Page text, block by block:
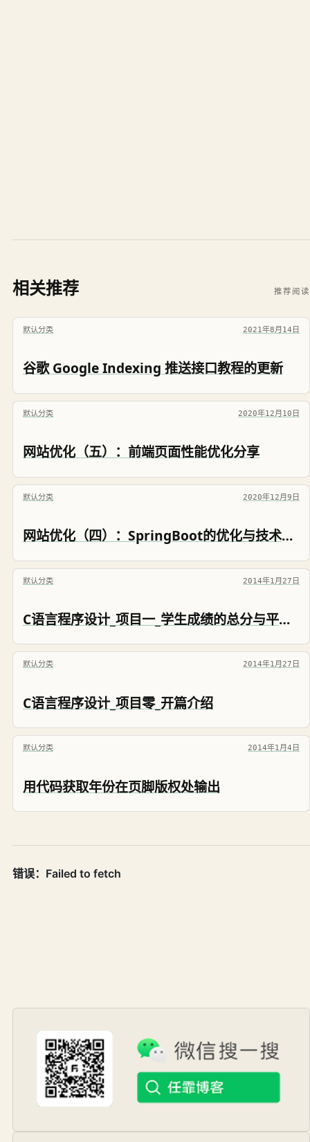
相关推荐 推荐阅读
默认分类 2021年8月14日
谷歌 Google Indexing 推送接口教程的更新
默认分类 2020年12月10日
网站优化（五）：前端页面性能优化分享
默认分类 2020年12月9日
网站优化（四）：SpringBoot的优化与技术选型
默认分类 2014年1月27日
C语言程序设计_项目一_学生成绩的总分与平均分的计算_任务一：学生成绩的输入/输出
默认分类 2014年1月27日
C语言程序设计_项目零_开篇介绍
默认分类 2014年1月4日
用代码获取年份在页脚版权处输出